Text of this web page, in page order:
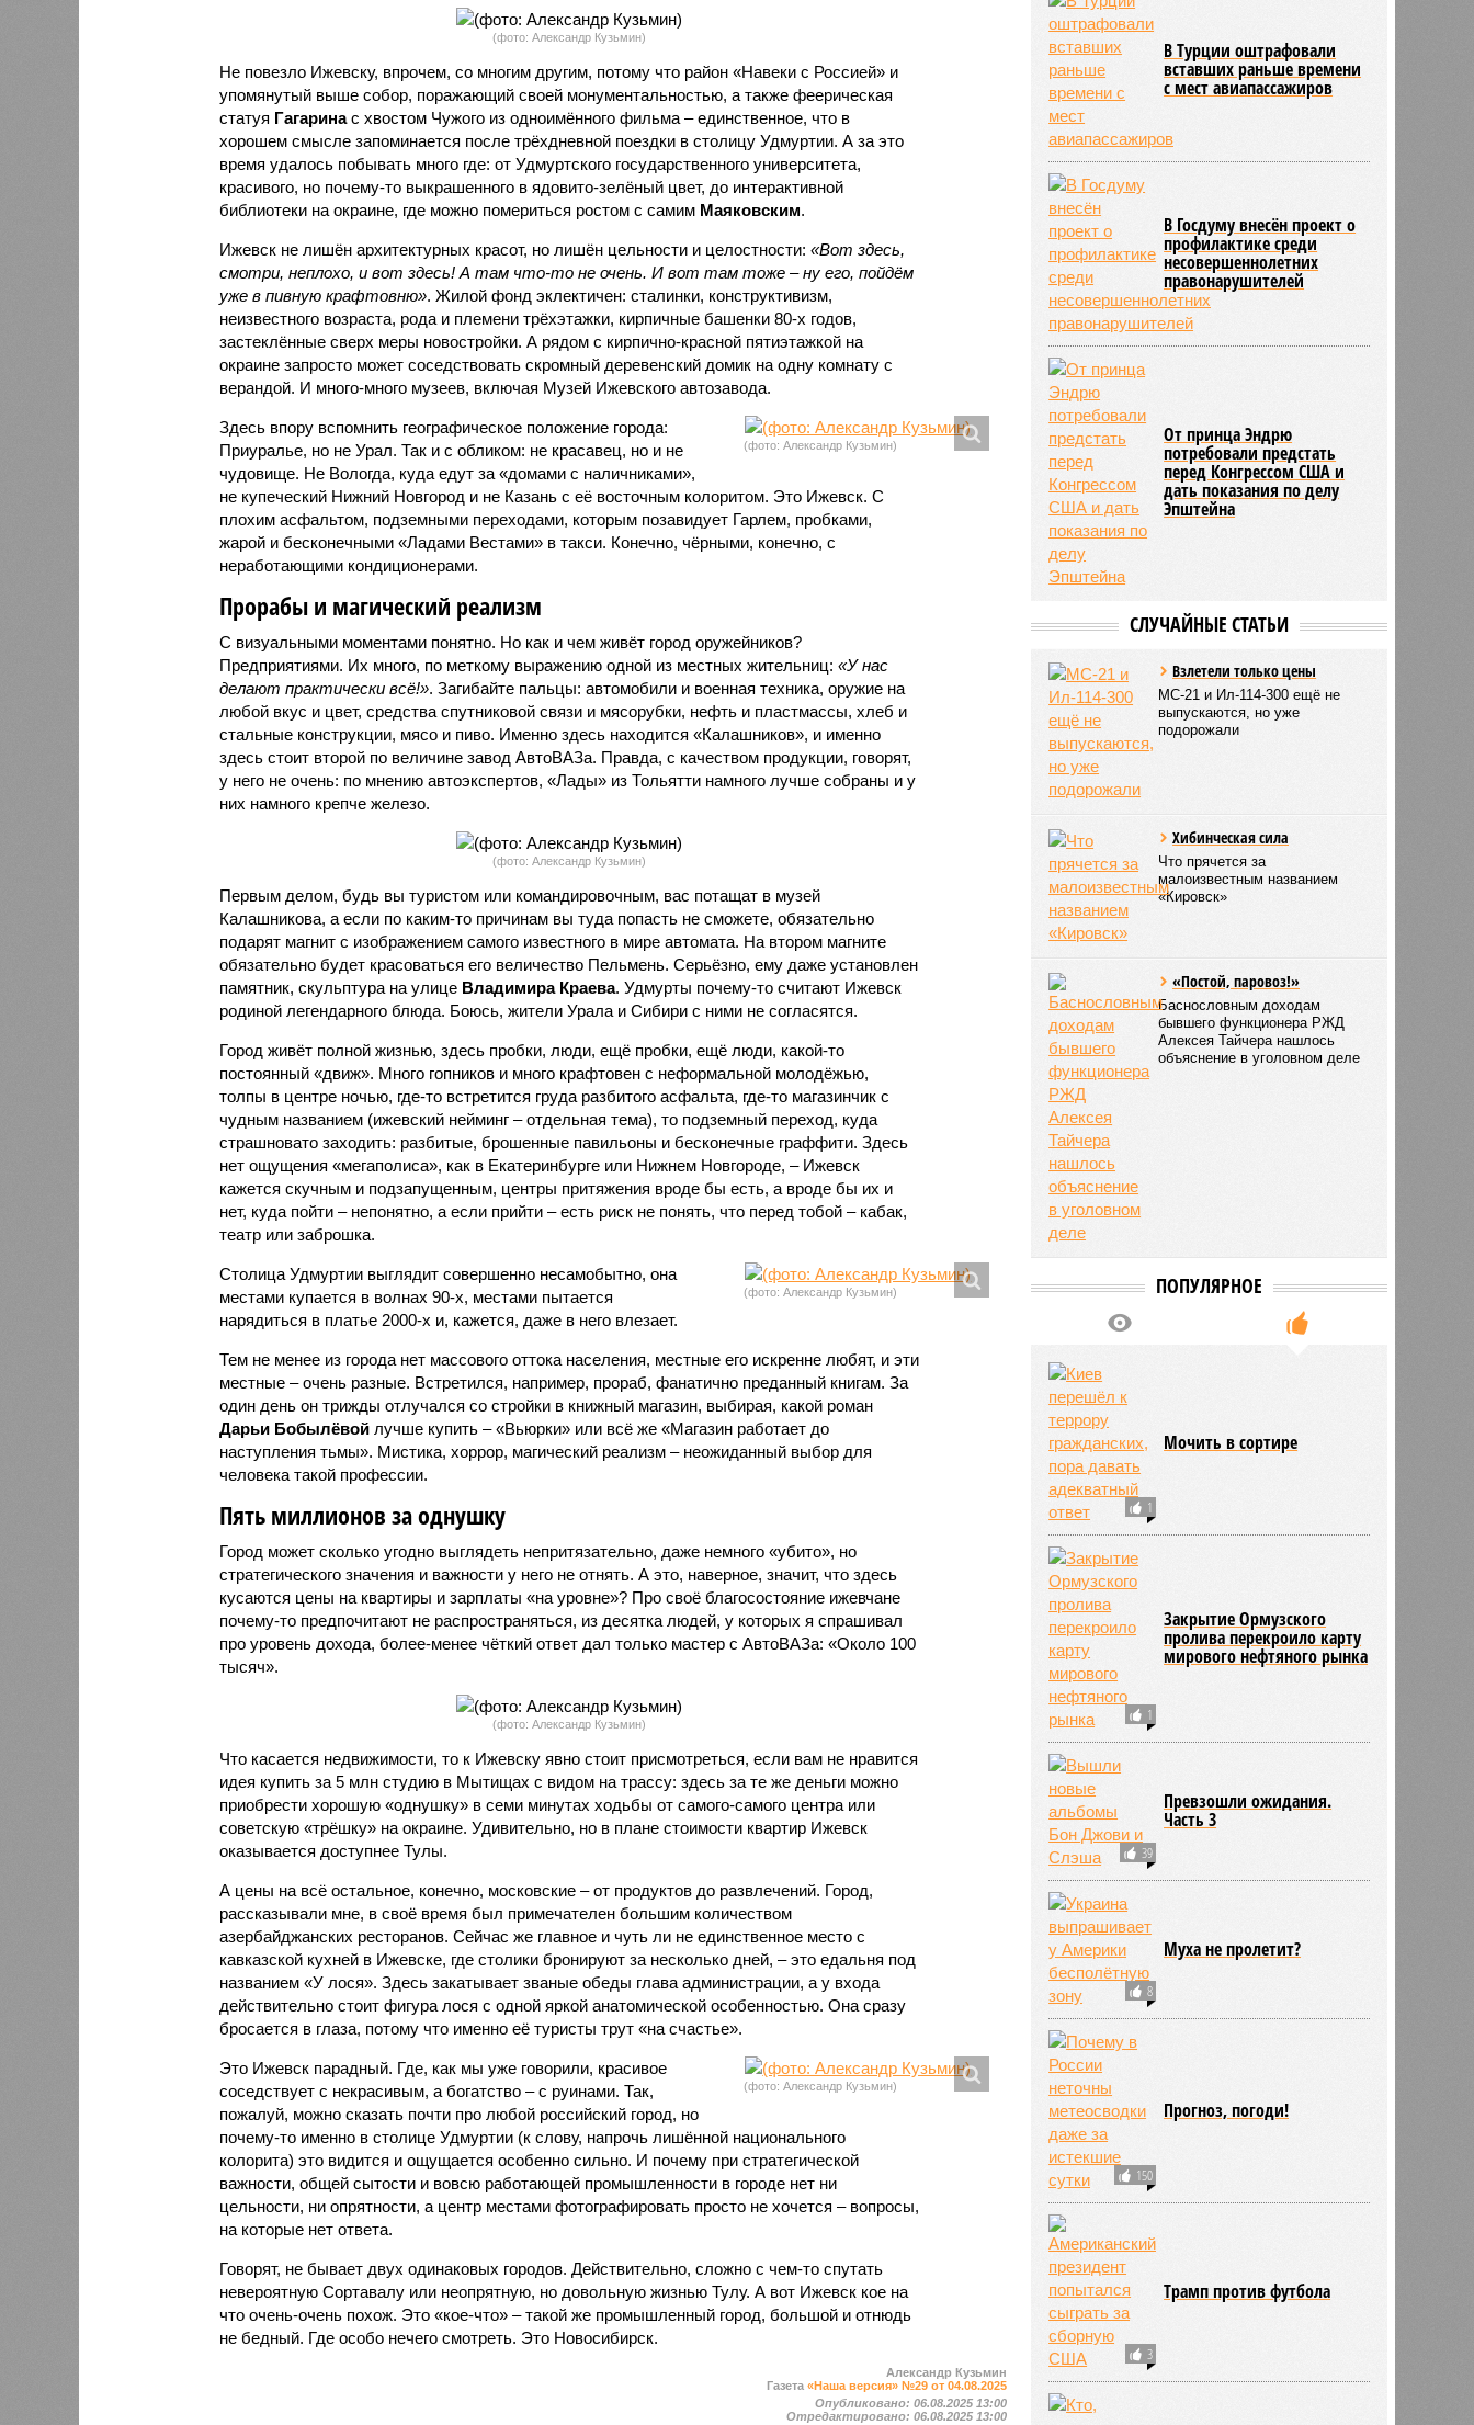
(фото: Александр Кузьмин)
Не повезло Ижевску, впрочем, со многим другим, потому что район «Навеки с Россией» и
упомянутый выше собор, поражающий своей монументальностью, а также феерическая
статуя Гагаринас хвостом Чужого из одноимённого фильма – единственное, что в
хорошем смысле запоминается после трёхдневной поездки в столицу Удмуртии. А за это
время удалось побывать много где: от Удмуртского государственного университета,
красивого, но почему-то выкрашенного в ядовито-зелёный цвет, до интерактивной
библиотеки на окраине, где можно помериться ростом с самим Маяковским.
Ижевск не лишён архитектурных красот, но лишён цельности и целостности: «Вот здесь,
смотри, неплохо, и вот здесь! А там что-то не очень. И вот там тоже – ну его, пойдём
уже в пивную крафтовню». Жилой фонд эклектичен: сталинки, конструктивизм,
неизвестного возраста, рода и племени трёхэтажки, кирпичные башенки 80-х годов,
застеклённые сверх меры новостройки. А рядом с кирпично-красной пятиэтажкой на
окраине запросто может соседствовать скромный деревенский домик на одну комнату с
верандой. И много-много музеев, включая Музей Ижевского автозавода.
(фото: Александр Кузьмин)
Здесь впору вспомнить географическое положение города:
Приуралье, но не Урал. Так и с обликом: не красавец, но и не
чудовище. Не Вологда, куда едут за «домами с наличниками»,
не купеческий Нижний Новгород и не Казань с её восточным колоритом. Это Ижевск. С
плохим асфальтом, подземными переходами, которым позавидует Гарлем, пробками,
жарой и бесконечными «Ладами Вестами» в такси. Конечно, чёрными, конечно, с
неработающими кондиционерами.
Прорабы и магический реализм
С визуальными моментами понятно. Но как и чем живёт город оружейников?
Предприятиями. Их много, по меткому выражению одной из местных жительниц: «У нас
делают практически всё!». Загибайте пальцы: автомобили и военная техника, оружие на
любой вкус и цвет, средства спутниковой связи и мясорубки, нефть и пластмассы, хлеб и
стальные конструкции, мясо и пиво. Именно здесь находится «Калашников», и именно
здесь стоит второй по величине завод АвтоВАЗа. Правда, с качеством продукции, говорят,
у него не очень: по мнению автоэкспертов, «Лады» из Тольятти намного лучше собраны и у
них намного крепче железо.
(фото: Александр Кузьмин)
Первым делом, будь вы туристом или командировочным, вас потащат в музей
Калашникова, а если по каким-то причинам вы туда попасть не сможете, обязательно
подарят магнит с изображением самого известного в мире автомата. На втором магните
обязательно будет красоваться его величество Пельмень. Серьёзно, ему даже установлен
памятник, скульптура на улице Владимира Краева. Удмурты почему-то считают Ижевск
родиной легендарного блюда. Боюсь, жители Урала и Сибири с ними не согласятся.
Город живёт полной жизнью, здесь пробки, люди, ещё пробки, ещё люди, какой-то
постоянный «движ». Много гопников и много крафтовен с неформальной молодёжью,
толпы в центре ночью, где-то встретится груда разбитого асфальта, где-то магазинчик с
чудным названием (ижевский нейминг – отдельная тема), то подземный переход, куда
страшновато заходить: разбитые, брошенные павильоны и бесконечные граффити. Здесь
нет ощущения «мегаполиса», как в Екатеринбурге или Нижнем Новгороде, – Ижевск
кажется скучным и подзапущенным, центры притяжения вроде бы есть, а вроде бы их и
нет, куда пойти – непонятно, а если прийти – есть риск не понять, что перед тобой – кабак,
театр или заброшка.
(фото: Александр Кузьмин)
Столица Удмуртии выглядит совершенно несамобытно, она
местами купается в волнах 90-х, местами пытается
нарядиться в платье 2000-х и, кажется, даже в него влезает.
Тем не менее из города нет массового оттока населения, местные его искренне любят, и эти
местные – очень разные. Встретился, например, прораб, фанатично преданный книгам. За
один день он трижды отлучался со стройки в книжный магазин, выбирая, какой роман
Дарьи Бобылёвой лучше купить – «Вьюрки» или всё же «Магазин работает до
наступления тьмы». Мистика, хоррор, магический реализм – неожиданный выбор для
человека такой профессии.
Пять миллионов за однушку
Город может сколько угодно выглядеть непритязательно, даже немного «убито», но
стратегического значения и важности у него не отнять. А это, наверное, значит, что здесь
кусаются цены на квартиры и зарплаты «на уровне»? Про своё благосостояние ижевчане
почему-то предпочитают не распространяться, из десятка людей, у которых я спрашивал
про уровень дохода, более-менее чёткий ответ дал только мастер с АвтоВАЗа: «Около 100
тысяч».
(фото: Александр Кузьмин)
Что касается недвижимости, то к Ижевску явно стоит присмотреться, если вам не нравится
идея купить за 5 млн студию в Мытищах с видом на трассу: здесь за те же деньги можно
приобрести хорошую «однушку» в семи минутах ходьбы от самого-самого центра или
советскую «трёшку» на окраине. Удивительно, но в плане стоимости квартир Ижевск
оказывается доступнее Тулы.
А цены на всё остальное, конечно, московские – от продуктов до развлечений. Город,
рассказывали мне, в своё время был примечателен большим количеством
азербайджанских ресторанов. Сейчас же главное и чуть ли не единственное место с
кавказской кухней в Ижевске, где столики бронируют за несколько дней, – это едальня под
названием «У лося». Здесь закатывает званые обеды глава администрации, а у входа
действительно стоит фигура лося с одной яркой анатомической особенностью. Она сразу
бросается в глаза, потому что именно её туристы трут «на счастье».
(фото: Александр Кузьмин)
Это Ижевск парадный. Где, как мы уже говорили, красивое
соседствует с некрасивым, а богатство – с руинами. Так,
пожалуй, можно сказать почти про любой российский город, но
почему-то именно в столице Удмуртии (к слову, напрочь лишённой национального
колорита) это видится и ощущается особенно сильно. И почему при стратегической
важности, общей сытости и вовсю работающей промышленности в городе нет ни
цельности, ни опрятности, а центр местами фотографировать просто не хочется – вопросы,
на которые нет ответа.
Говорят, не бывает двух одинаковых городов. Действительно, сложно с чем-то спутать
невероятную Сортавалу или неопрятную, но довольную жизнью Тулу. А вот Ижевск кое на
что очень-очень похож. Это «кое-что» – такой же промышленный город, большой и отнюдь
не бедный. Где особо нечего смотреть. Это Новосибирск.
Александр Кузьмин
Газета«Наша версия» №29 от 04.08.2025
Опубликовано:06.08.2025 13:00
Отредактировано:06.08.2025 13:00
В Турции оштрафовали
вставших раньше времени
с мест авиапассажиров
В Госдуму внесён проект о
профилактике среди
несовершеннолетних
правонарушителей
От принца Эндрю
потребовали предстать
перед Конгрессом США и
дать показания по делу
Эпштейна
СЛУЧАЙНЫЕ СТАТЬИ
Взлетели только цены
МС-21 и Ил-114-300 ещё не
выпускаются, но уже
подорожали
Хибинческая сила
Что прячется за
малоизвестным названием
«Кировск»
«Постой, паровоз!»
Баснословным доходам
бывшего функционера РЖД
Алексея Тайчера нашлось
объяснение в уголовном деле
ПОПУЛЯРНОЕ
1
Мочить в сортире
1
Закрытие Ормузского
пролива перекроило карту
мирового нефтяного рынка
39
Превзошли ожидания.
Часть 3
8
Муха не пролетит?
150
Прогноз, погоди!
3
Трамп против футбола